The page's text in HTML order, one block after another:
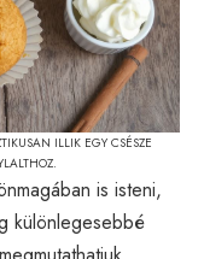
ILLIK EGY CSÉSZE
is isteni,
különlegesebbé